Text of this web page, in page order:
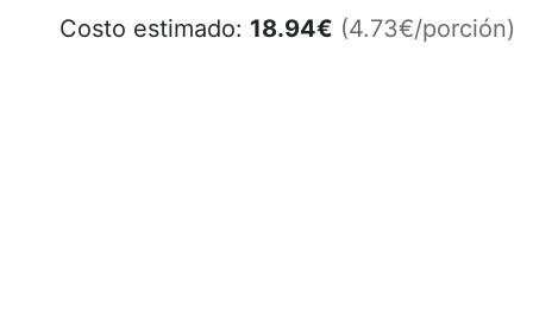
Costo estimado: 18.94€ (4.73€/porción)